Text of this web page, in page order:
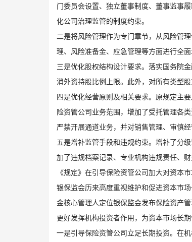
门委员会设置、独立董事制度、董事监事
化公司治理监管的制度约束。
二是将风险管理作为专门章节，从风险管
理、风险准备金、应急管理等方面进行全
三是优化股权结构设计要求。落实国务院
消外资持股比例上限。此外，对所有类型
四是优化经营原则及相关要求。原规定主
险资管公司业务范围，增加了受托管理各
严禁开展通道业务，并对销售管理、审慎经
五是增补监管手段和违规约束。增补了分
加了违规档案记录、专业机构违规责任、
《规定》在引导保险资管公司加大对资本
银保监会历来高度重视维护和促进资本市
金核心管理人定位银保监会发布保险资产
更好发挥机构投资者作用，为资本市场长
一是引导保险资管公司立足长期投资。在